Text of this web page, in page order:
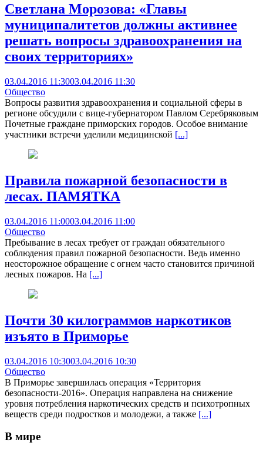
Светлана Морозова: «Главы
муниципалитетов должны активнее
решать вопросы здравоохранения на
своих территориях»
03.04.2016 11:3003.04.2016 11:30
Общество
Вопросы развития здравоохранения и социальной сферы в
регионе обсудили с вице-губернатором Павлом Серебряковым
Почетные граждане приморских городов. Особое внимание
участники встречи уделили медицинской [...]
Правила пожарной безопасности в
лесах. ПАМЯТКА
03.04.2016 11:0003.04.2016 11:00
Общество
Пребывание в лесах требует от граждан обязательного
соблюдения правил пожарной безопасности. Ведь именно
неосторожное обращение с огнем часто становится причиной
лесных пожаров. На [...]
Почти 30 килограммов наркотиков
изъято в Приморье
03.04.2016 10:3003.04.2016 10:30
Общество
В Приморье завершилась операция «Территория
безопасности-2016». Операция направлена на снижение
уровня потребления наркотических средств и психотропных
веществ среди подростков и молодежи, а также [...]
В мире